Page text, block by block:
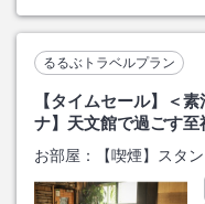
るるぶトラベルプラン
【タイムセール】＜
ナ】天文館で過ごす至
お部屋： 【喫煙】スタ